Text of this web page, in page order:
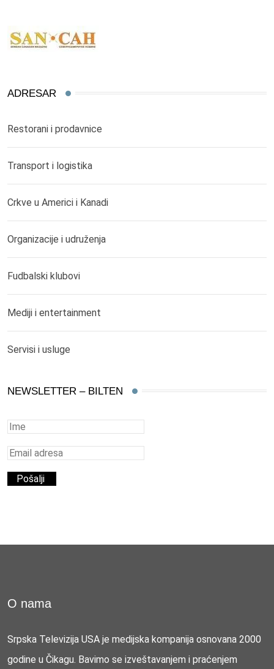
ADRESAR
Restorani i prodavnice
Transport i logistika
Crkve u Americi i Kanadi
Organizacije i udruženja
Fudbalski klubovi
Mediji i entertainment
Servisi i usluge
NEWSLETTER – BILTEN
O nama
Srpska Televizija USA je medijska kompanija osnovana 2000
godine u Čikagu. Bavimo se izveštavanjem i praćenjem